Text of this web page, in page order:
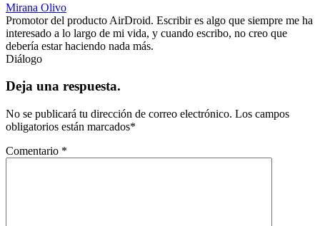
Mirana Olivo
Promotor del producto AirDroid. Escribir es algo que siempre me ha
interesado a lo largo de mi vida, y cuando escribo, no creo que
debería estar haciendo nada más.
Diálogo
Deja una respuesta.
No se publicará tu dirección de correo electrónico. Los campos
obligatorios están marcados*
Comentario *